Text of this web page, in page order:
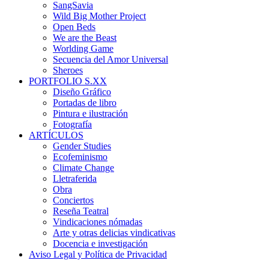
SangSavia
Wild Big Mother Project
Open Beds
We are the Beast
Worlding Game
Secuencia del Amor Universal
Sheroes
PORTFOLIO S.XX
Diseño Gráfico
Portadas de libro
Pintura e ilustración
Fotografía
ARTÍCULOS
Gender Studies
Ecofeminismo
Climate Change
Lletraferida
Obra
Conciertos
Reseña Teatral
Vindicaciones nómadas
Arte y otras delicias vindicativas
Docencia e investigación
Aviso Legal y Política de Privacidad